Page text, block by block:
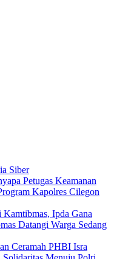
Siber
Petugas Keamanan
Kapolres Cilegon
Ipda Gana
Datangi Warga Sedang
Ceramah PHBI Isra